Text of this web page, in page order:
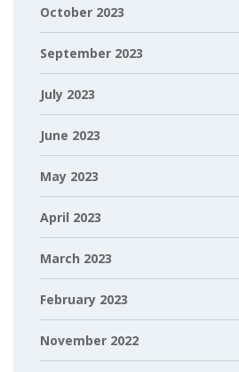
October 2023
September 2023
July 2023
June 2023
May 2023
April 2023
March 2023
February 2023
November 2022